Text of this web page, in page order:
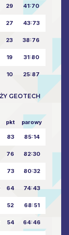
29 41:70
27 43:73
23 38:76
19 31:80
10 25:87
GEOTECH
pkt parowy
83 85:14
76 82:30
73 80:32
64 74:43
52 68:51
54 64:46